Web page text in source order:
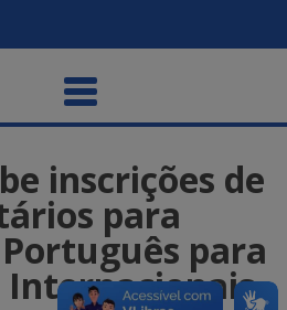
inscrições de
para
para